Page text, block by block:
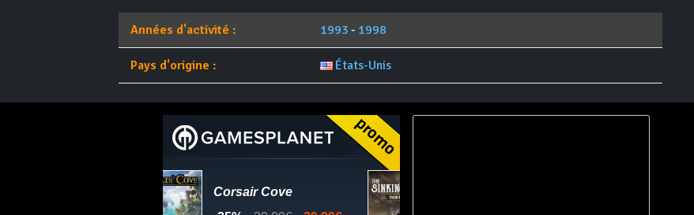
Années d'activité : 1993 - 1998
Pays d'origine : États-Unis